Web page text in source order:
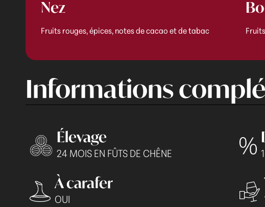
Nez
Fruits rouges, épices, notes de cacao et de tabac
Informations
Élevage
24 MOIS EN FÛTS DE CHÊNE
À carafer
OUI